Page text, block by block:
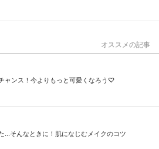
オススメの記事
ャンス！今よりもっと可愛くなろう♡
...そんなときに！肌になじむメイクのコツ